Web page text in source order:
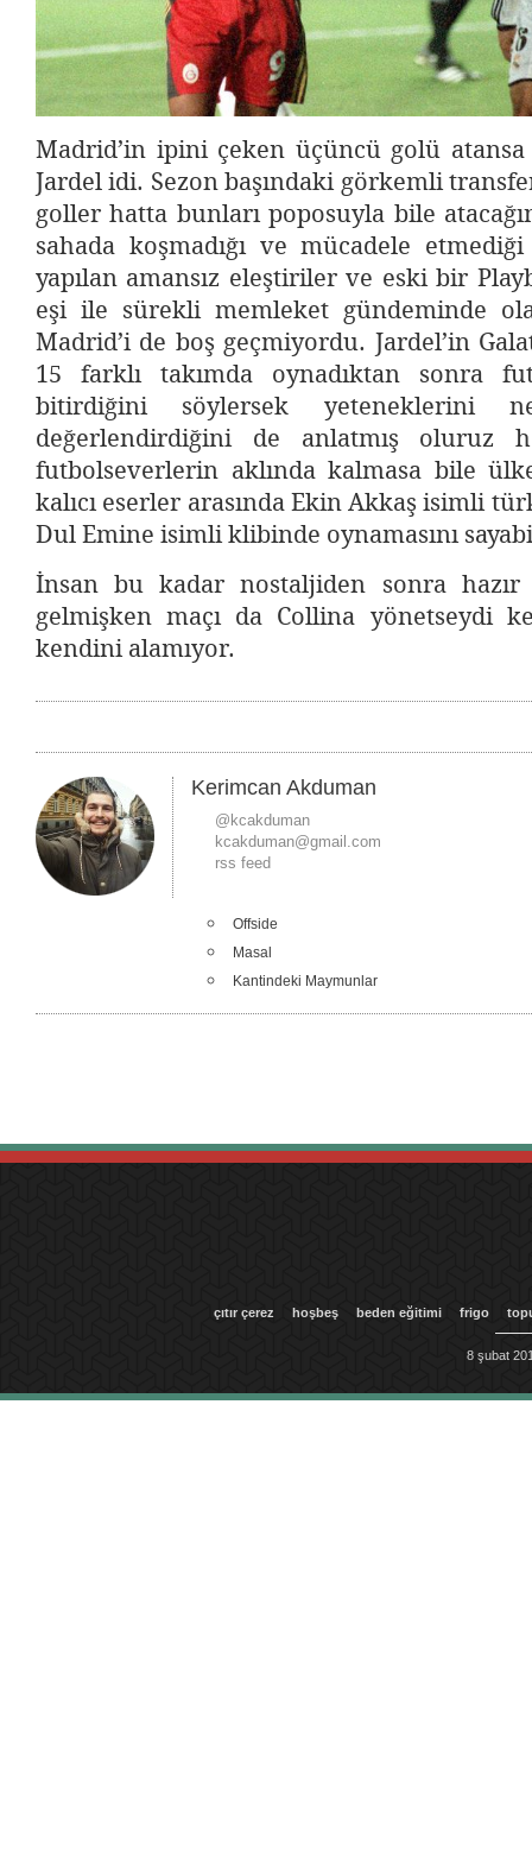
Madrid’in ipini çeken üçüncü golü atansa
Jardel idi. Sezon başındaki görkemli
goller hatta bunları poposuyla bile
sahada koşmadığı ve mücadele
yapılan amansız eleştiriler ve eski bir
eşi ile sürekli memleket gündeminde
Madrid’i de boş geçmiyordu. Jardel’in
15 farklı takımda oynadıktan sonra
bitirdiğini söylersek yeteneklerini
değerlendirdiğini de anlatmış oluruz
futbolseverlerin aklında kalmasa bile
kalıcı eserler arasında Ekin Akkaş isimli
Dul Emine isimli klibinde oynamasını
İnsan bu kadar nostaljiden sonra
gelmişken maçı da Collina yönetseydi
kendini alamıyor.
Kerimcan Akduman
@kcakduman
kcakduman@gmail.com
rss feed
Offside
Masal
Kantindeki Maymunlar
çıtır çerez hoşbeş beden eğitimi frigo
8 şubat